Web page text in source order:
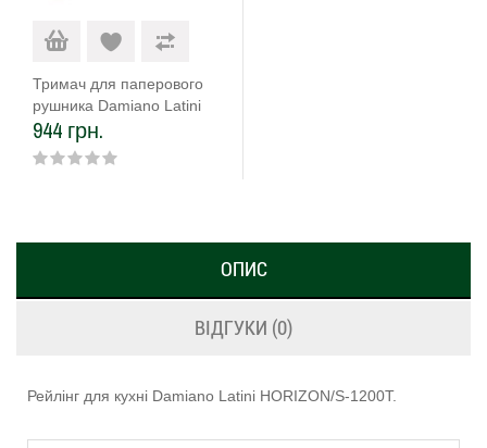
Тримач для паперового
рушника Damiano Latini
HORIZON/PR-S
944 грн.
ОПИС
ВІДГУКИ (0)
Рейлінг для кухні Damiano Latini HORIZON/S-1200T.